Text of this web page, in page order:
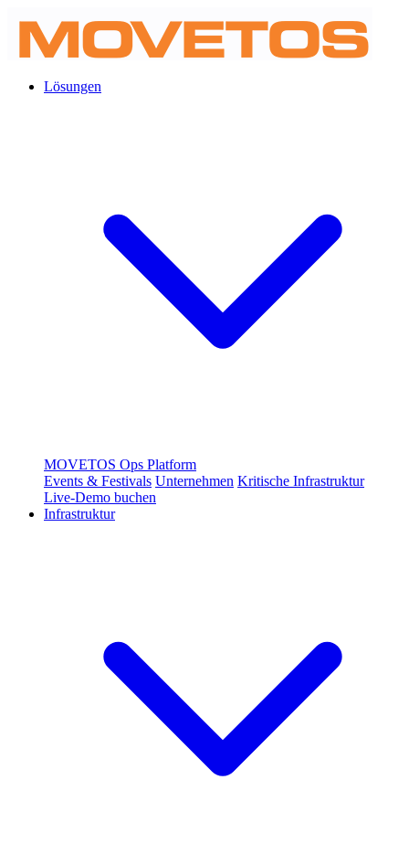
Lösungen
MOVETOS Ops Platform
Events & Festivals Unternehmen Kritische Infrastruktur
Live-Demo buchen
Infrastruktur